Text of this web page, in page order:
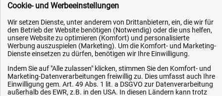
Versandkosten
Zahlungsarten
Service
AGB / Widerrufsrecht
Datenschutz
Impressum
Cookie- und Werbeeinstellungen
Wir setzen Dienste, unter anderem von Drittanbietern, ein, die wir für
den Betrieb der Website benötigen (Notwendig) oder die uns helfen,
unsere Website zu optimieren (Komfort) und personalisierte
Werbung auszuspielen (Marketing). Um die Komfort- und Marketing-
Dienste einsetzen zu dürfen, benötigen wir Ihre Einwilligung.
Indem Sie auf "Alle zulassen" klicken, stimmen Sie den Komfort- und
Marketing-Datenverarbeitungen freiwillig zu. Dies umfasst auch Ihre
Einwilligung gem. Art. 49 Abs. 1 lit. a DSGVO zur Datenverarbeitung
außerhalb des EWR, z.B. in den USA. In diesen Ländern kann trotz